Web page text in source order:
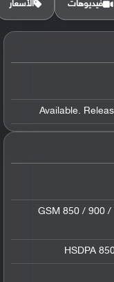
فيديوهات الأسعار
Available.
GSM 850 / 900 /
HSDPA